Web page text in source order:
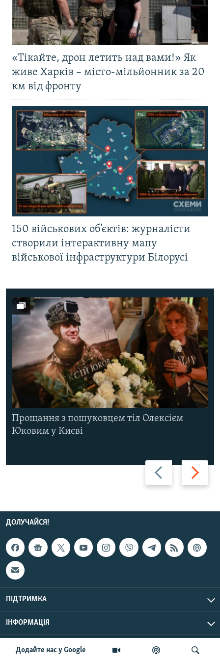
Додайте нас у Google
«Тікайте, дрон летить над вами!» Як
живе Харків – місто-мільйонник за 20
км від фронту
150 військових об’єктів: журналісти
створили інтерактивну мапу
військової інфраструктури Білорусі
Назад Вперед
Прощання з пошуковцем тіл Олексієм
Юковим у Києві
ДОЛУЧАЙСЯ!
ПІДТРИМКА
ІНФОРМАЦІЯ
© Радіо Свобода, 2026 | Усі права застережено.
UTC+3